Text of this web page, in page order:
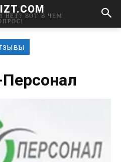
НЕТ? ВОТ В ЧЕМ